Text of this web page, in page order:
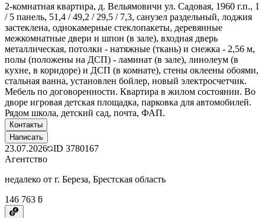
2-комнатная квартира, д. Вельямовичи ул. Садовая, 1960 г.п., 1
/ 5 панель, 51,4 / 49,2 / 29,5 / 7,3, санузел раздельный, лоджия
застеклена, однокамерные стеклопакеты, деревянные
межкомнатные двери и шпон (в зале), входная дверь
металлическая, потолки - натяжные (ткань) и снежка - 2,56 м,
полы (положены на ДСП) - ламинат (в зале), линолеум (в
кухне, в коридоре) и ДСП (в комнате), стены оклеены обоями,
стальная ванна, установлен бойлер, новый электросчетчик.
Мебель по договоренности. Квартира в жилом состоянии. Во
дворе игровая детская площадка, парковка для автомобилей.
Рядом школа, детский сад, почта, ФАП.
Контакты
Написать
23.07.2026 ID 3780167
Агентство
недалеко от г. Береза, Брестская область
146 763 ƃ